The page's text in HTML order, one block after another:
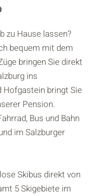
zu Hause lassen?
bequem mit dem
bringen Sie direkt
ins
Hofgastein bringt Sie
Pension.
Bus und Bahn
im Salzburger
Skibus direkt von
5 Skigebiete im